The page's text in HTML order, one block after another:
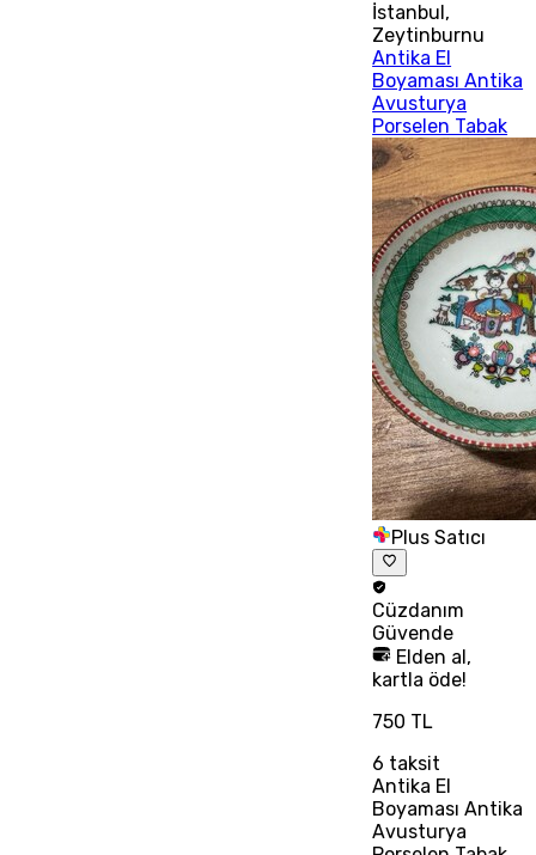
İstanbul ,
Zeytinburnu
Antika El
Boyaması Antika
Avusturya
Porselen Tabak
Plus Satıcı
Cüzdanım
Güvende
Elden al,
kartla öde!
750 TL
6 taksit
Antika El
Boyaması Antika
Avusturya